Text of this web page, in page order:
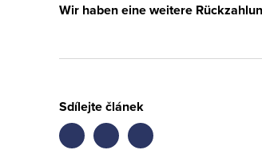
Wir haben eine weitere
Sdílejte článek
Share